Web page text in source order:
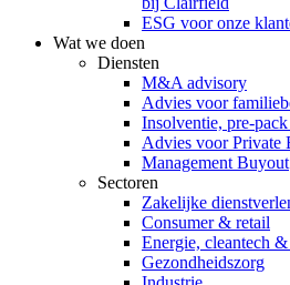
ESG voor onze
Wat we doen
Diensten
M&A advisory
Advies voor
Insolventie, pre-
Advies voor Private
Management Buyout
Sectoren
Zakelijke
Consumer & retail
Energie, cleantech
Gezondheidszorg